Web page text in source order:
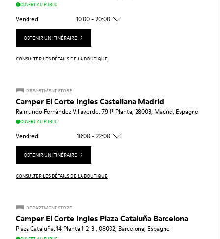
OUVERT AU PUBLIC
Vendredi 10:00 - 20:00
OBTENIR UN ITINÉRAIRE
CONSULTER LES DÉTAILS DE LA BOUTIQUE
DEPARTMENT STORE
Camper El Corte Ingles Castellana Madrid
Raimundo Fernández Villaverde, 79 1ª Planta, 28003, Madrid, Espagne
OUVERT AU PUBLIC
Vendredi 10:00 - 22:00
OBTENIR UN ITINÉRAIRE
CONSULTER LES DÉTAILS DE LA BOUTIQUE
DEPARTMENT STORE
Camper El Corte Ingles Plaza Cataluña Barcelona
Plaza Cataluña, 14 Planta 1-2-3 , 08002, Barcelona, Espagne